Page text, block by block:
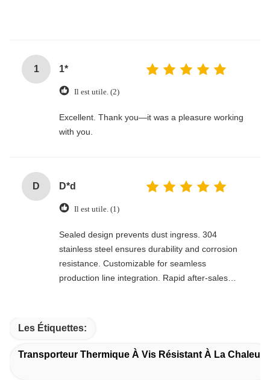
1 1*
Il est utile. (2)
Excellent. Thank you—it was a pleasure working
with you.
D D*d
Il est utile. (1)
Sealed design prevents dust ingress. 304
stainless steel ensures durability and corrosion
resistance. Customizable for seamless
production line integration. Rapid after-sales
Les Étiquettes:
Transporteur Thermique À Vis Résistant À La Chaleur